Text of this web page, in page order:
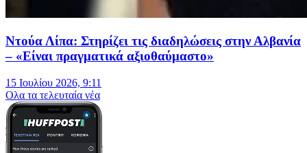
Ντούα Λίπα: Στηρίζει τις διαδηλώσεις στην Αλβανία
– «Είναι πραγματικά αξιοθαύμαστο»
15 Ιουλίου 2026, 9:11
Oλα τα τελευταία νέα